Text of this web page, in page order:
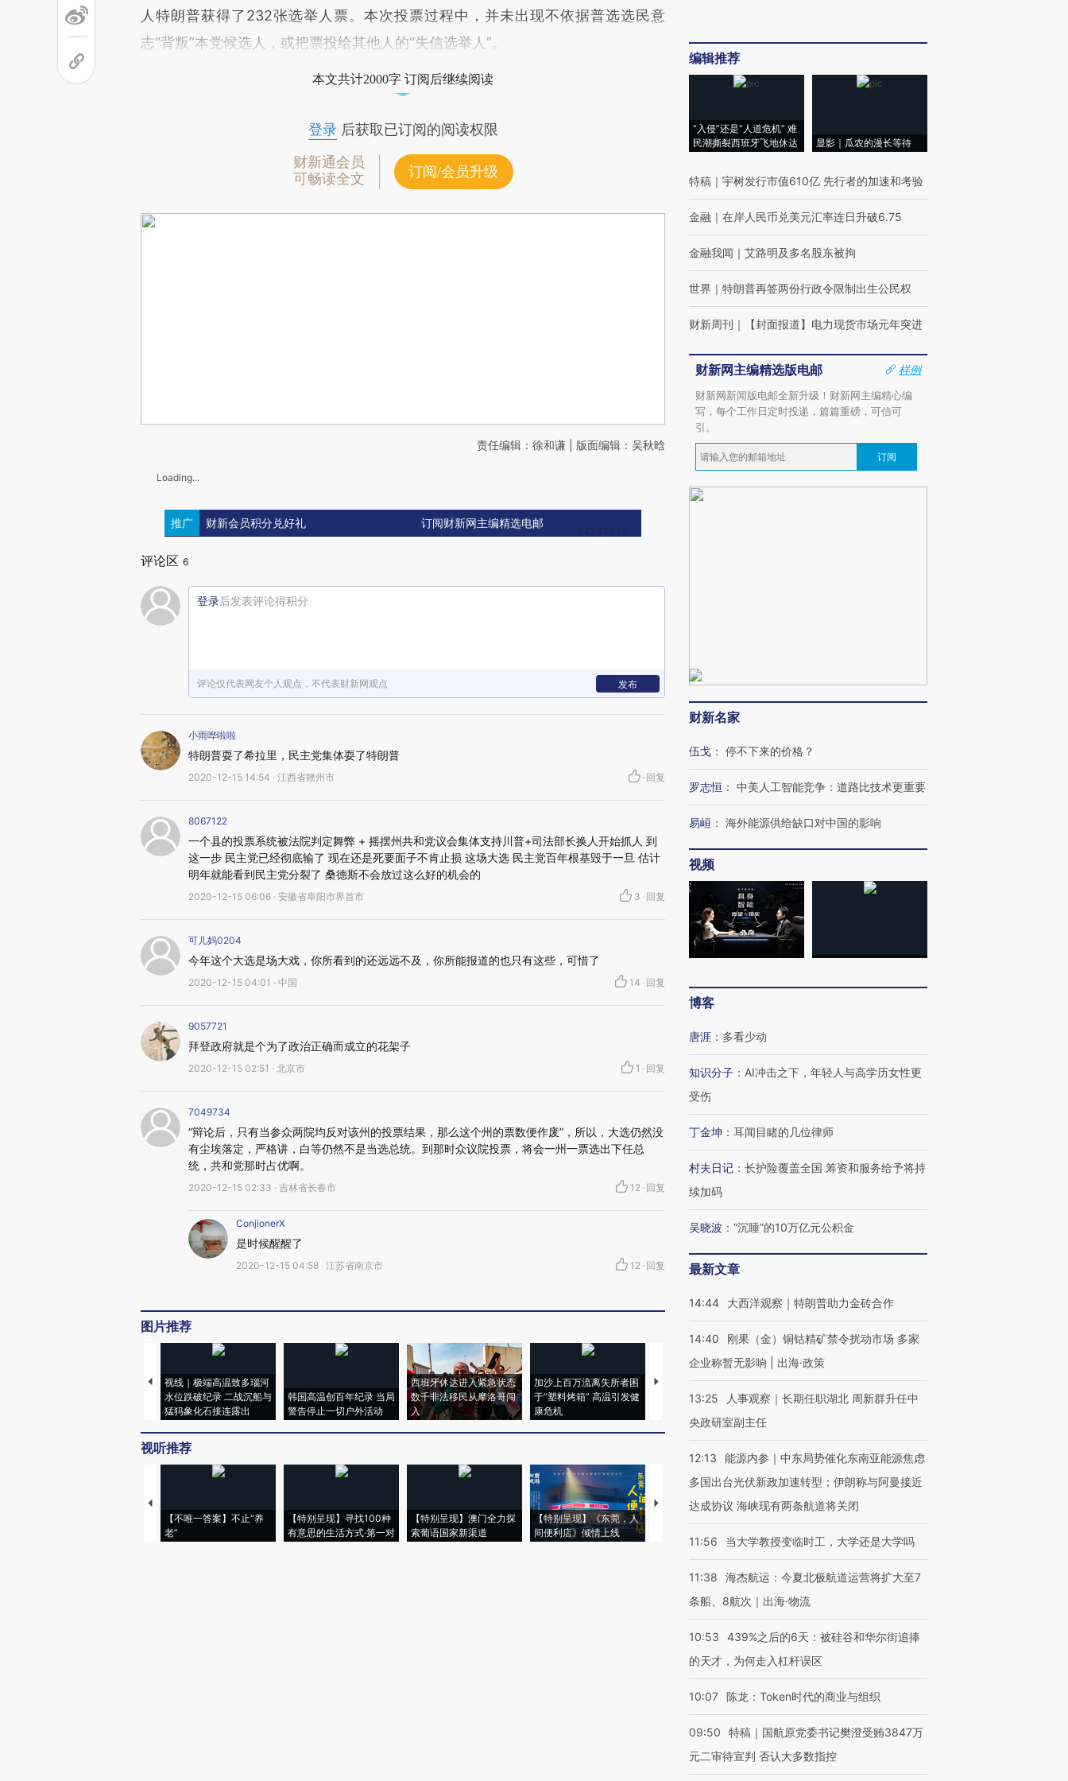
人特朗普获得了232张选举人票。本次投票过程中，并未出现不依据普选选民意
志“背叛”本党候选人，或把票投给其他人的“失信选举人”。
本文共计2000字 订阅后继续阅读
登录后获取已订阅的阅读权限
财新通会员
可畅读全文
订阅/会员升级
责任编辑：徐和谦 | 版面编辑：吴秋晗
Loading...
推广 财新会员积分兑好礼 订阅财新网主编精选电邮
评论区 6
登录后发表评论得积分
评论仅代表网友个人观点，不代表财新网观点 发布
小雨哗啦啦
特朗普耍了希拉里，民主党集体耍了特朗普
2020-12-15 14:54 · 江西省赣州市 · 回复
8067122
一个县的投票系统被法院判定舞弊 + 摇摆州共和党议会集体支持川普+司法部长换人开始抓人 到
这一步 民主党已经彻底输了 现在还是死要面子不肯止损 这场大选 民主党百年根基毁于一旦 估计
明年就能看到民主党分裂了 桑德斯不会放过这么好的机会的
2020-12-15 06:06 · 安徽省阜阳市界首市 3 · 回复
可儿妈0204
今年这个大选是场大戏，你所看到的还远远不及，你所能报道的也只有这些，可惜了
2020-12-15 04:01 · 中国 14 · 回复
9057721
拜登政府就是个为了政治正确而成立的花架子
2020-12-15 02:51 · 北京市 1 · 回复
7049734
“辩论后，只有当参众两院均反对该州的投票结果，那么这个州的票数便作废”，所以，大选仍然没
有尘埃落定，严格讲，白等仍然不是当选总统。到那时众议院投票，将会一州一票选出下任总
统，共和党那时占优啊。
2020-12-15 02:33 · 吉林省长春市 12 · 回复
ConjionerX
是时候醒醒了
2020-12-15 04:58 · 江苏省南京市 12 · 回复
图片推荐
视线｜极端高温致多瑙河
水位跌破纪录 二战沉船与
猛犸象化石接连露出
韩国高温创百年纪录 当局
警告停止一切户外活动
西班牙休达进入紧急状态
数千非法移民从摩洛哥闯
入
加沙上百万流离失所者困
于“塑料烤箱” 高温引发健
康危机
视线｜HYROX的吸金
术：是什么让中产们甘
马航飞行员跨国走私7万
粒摇头丸 尿检体内含3种
视线｜被称为“蟑螂”的印
度Z世代 用街头抗争将教
视听推荐
【不唯一答案】不止“养
老”
【特别呈现】寻找100种
有意思的生活方式·第一对
【特别呈现】澳门全力探
索葡语国家新渠道
【特别呈现】《东莞，人
间便利店》倾情上线
【推广】走进第四届链博
编辑推荐
“入侵”还是“人道危机” 难
民潮撕裂西班牙飞地休达
显影｜瓜农的漫长等待
特稿 ｜ 宇树发行市值610亿 先行者的加速和考验
金融 ｜ 在岸人民币兑美元汇率连日升破6.75
金融我闻 ｜ 艾路明及多名股东被拘
世界 ｜ 特朗普再签两份行政令限制出生公民权
财新周刊 ｜ 【封面报道】电力现货市场元年突进
财新网主编精选版电邮
样例
财新网新闻版电邮全新升级！财新网主编精心编
写，每个工作日定时投递，篇篇重磅，可信可
引。
订阅
财新名家
伍戈 ： 停不下来的价格？
罗志恒 ： 中美人工智能竞争：道路比技术更重要
易峘 ： 海外能源供给缺口对中国的影响
视频
博客
唐涯 ： 多看少动
知识分子 ： AI冲击之下，年轻人与高学历女性更
受伤
丁金坤 ： 耳闻目睹的几位律师
村夫日记 ： 长护险覆盖全国 筹资和服务给予将持
续加码
吴晓波 ： “沉睡”的10万亿元公积金
最新文章
14:44 大西洋观察｜特朗普助力金砖合作
14:40
刚果（金）铜钴精矿禁令扰动市场 多家
企业称暂无影响 | 出海·政策
13:25
人事观察｜长期任职湖北 周新群升任中
央政研室副主任
12:13
能源内参｜中东局势催化东南亚能源焦虑
多国出台光伏新政加速转型；伊朗称与阿曼接近
达成协议 海峡现有两条航道将关闭
11:56 当大学教授变临时工，大学还是大学吗
11:38
海杰航运：今夏北极航道运营将扩大至7
条船、8航次｜出海·物流
10:53
439%之后的6天：被硅谷和华尔街追捧
的天才，为何走入杠杆误区
10:07 陈龙：Token时代的商业与组织
09:50
特稿｜国航原党委书记樊澄受贿3847万
元二审待宣判 否认大多数指控